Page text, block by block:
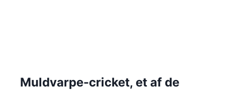
Muldvarpe-cricket, et af de